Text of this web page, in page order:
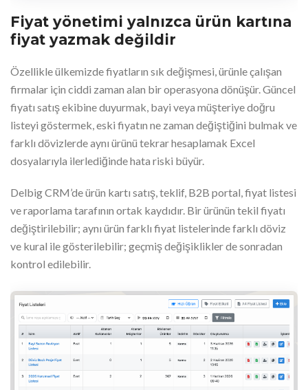
Fiyat yönetimi yalnızca ürün kartına
fiyat yazmak değildir
Özellikle ülkemizde fiyatların sık değişmesi, ürünle çalışan
firmalar için ciddi zaman alan bir operasyona dönüşür. Güncel
fiyatı satış ekibine duyurmak, bayi veya müşteriye doğru
listeyi göstermek, eski fiyatın ne zaman değiştiğini bulmak ve
farklı dövizlerde aynı ürünü tekrar hesaplamak Excel
dosyalarıyla ilerlediğinde hata riski büyür.
Delbig CRM’de ürün kartı satış, teklif, B2B portal, fiyat listesi
ve raporlama tarafının ortak kaydıdır. Bir ürünün tekil fiyatı
değiştirilebilir; aynı ürün farklı fiyat listelerinde farklı döviz
ve kural ile gösterilebilir; geçmiş değişiklikler de sonradan
kontrol edilebilir.